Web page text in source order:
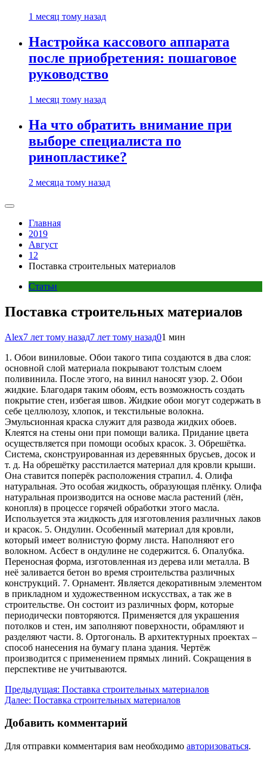
1 месяц тому назад
Настройка кассового аппарата
после приобретения: пошаговое
руководство
1 месяц тому назад
На что обратить внимание при
выборе специалиста по
ринопластике?
2 месяца тому назад
Главная
2019
Август
12
Поставка строительных материалов
Статьи
Поставка строительных материалов
Alex7 лет тому назад7 лет тому назад01 мин
1. Обои виниловые. Обои такого типа создаются в два слоя:
основной слой материала покрывают толстым слоем
поливинила. После этого, на винил наносят узор. 2. Обои
жидкие. Благодаря таким обоям, есть возможность создать
покрытие стен, избегая швов. Жидкие обои могут содержать в
себе целлюлозу, хлопок, и текстильные волокна.
Эмульсионная краска служит для развода жидких обоев.
Клеятся на стены они при помощи валика. Придание цвета
осуществляется при помощи особых красок. 3. Обрешётка.
Система, сконструированная из деревянных брусьев, досок и
т. д. На обрешётку расстилается материал для кровли крыши.
Она ставится поперёк расположения страпил. 4. Олифа
натуральная. Это особая жидкость, образующая плёнку. Олифа
натуральная производится на основе масла растений (лён,
конопля) в процессе горячей обработки этого масла.
Используется эта жидкость для изготовления различных лаков
и красок. 5. Ондулин. Особенный материал для кровли,
который имеет волнистую форму листа. Наполняют его
волокном. Асбест в ондулине не содержится. 6. Опалубка.
Переносная форма, изготовленная из дерева или металла. В
неё заливается бетон во время строительства различных
конструкций. 7. Орнамент. Является декоративным элементом
в прикладном и художественном искусствах, а так же в
строительстве. Он состоит из различных форм, которые
периодически повторяются. Применяется для украшения
потолков и стен, им заполняют поверхности, обрамляют и
разделяют части. 8. Ортогональ. В архитектурных проектах –
способ нанесения на бумагу плана здания. Чертёж
производится с применением прямых линий. Сокращения в
перспективе не учитываются.
Навигация
по
записям
Предыдущая: Поставка строительных материалов
Далее: Поставка строительных материалов
Добавить комментарий
Для отправки комментария вам необходимо авторизоваться.